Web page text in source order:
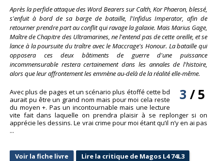
Après la perfide attaque des Word Bearers sur Calth, Kor Phaeron, blessé,
s'enfuit à bord de sa barge de bataille, l'Infidus Imperator, afin de
retourner prendre part au conflit qui ravage la galaxie. Mais Marius Gage,
Maître de Chapitre des Ultramarines, ne l'entend pas de cette oreille, et se
lance à la poursuite du traître avec le Maccrage's Honour. La bataille qui
opposera ces deux bâtiments de guerre d'une puissance
incommensurable restera certainement dans les annales de l'histoire,
alors que leur affrontement les emmène au-delà de la réalité elle-même.
3 /5
Avec plus de pages et un scénario plus étoffé cette bd
aurait pu être un grand nom mais pour moi cela reste
du moyen +. Pas un incontournable mais une lecture
vite fait dans laquelle on prendra plaisir à se replonger si on
apprécie les dessins. Le vrai crime pour moi étant qu’il n’y en ai pas
...
Voir la fiche livre Lire la critique de Magos L4 74L3